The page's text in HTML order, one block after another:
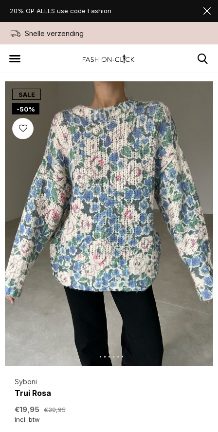
Snelle verzending
20% OP ALLES use code Fashion
SALE
-50%
Syboni
Trui Rosa
€19,95 €39,95
Incl. btw